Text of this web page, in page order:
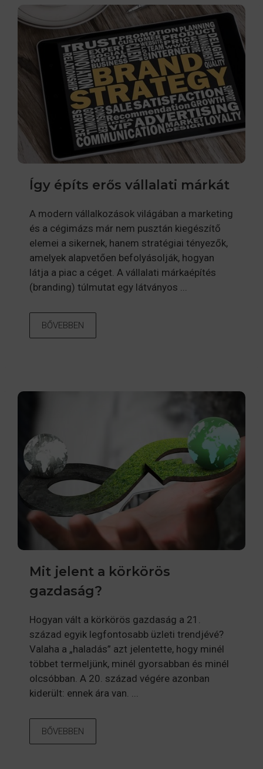
Így építs erős vállalati márkát
A modern vállalkozások világában a marketing
és a cégimázs már nem pusztán kiegészítő
elemei a sikernek, hanem stratégiai tényezők,
amelyek alapvetően befolyásolják, hogyan
látja a piac a céget. A vállalati márkaépítés
(branding) túlmutat egy látványos ...
BŐVEBBEN
Mit jelent a körkörös
gazdaság?
Hogyan vált a körkörös gazdaság a 21.
század egyik legfontosabb üzleti trendjévé?
Valaha a „haladás” azt jelentette, hogy minél
többet termeljünk, minél gyorsabban és minél
olcsóbban. A 20. század végére azonban
kiderült: ennek ára van. ...
BŐVEBBEN